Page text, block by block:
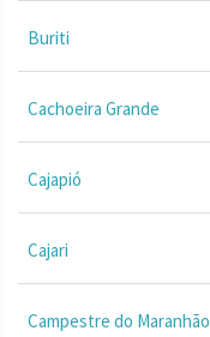
Buriti
Cachoeira Grande
Cajapió
Cajari
Campestre do Maranhão